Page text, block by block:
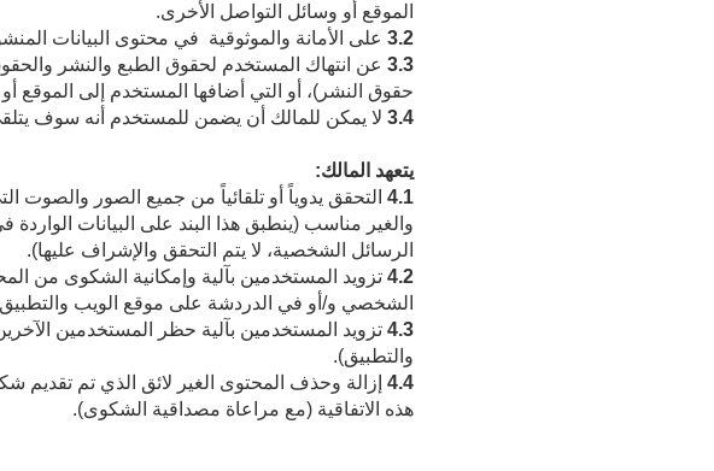
الموقع أو وسائل التواصل الأخرى.
3.2 على الأمانة والموثوقية في محتوى البيانات
3.3 عن انتهاك المستخدم لحقوق الطبع والنشر
حقوق النشر)، أو التي أضافها المستخدم إلى الموقع
3.4 لا يمكن للمالك أن يضمن للمستخدم أنه سوف
يتعهد المالك:
4.1 التحقق يدوياً أو تلقائياً من جميع الصور والصوت
والغير مناسب (ينطبق هذا البند على البيانات
الرسائل الشخصية، لا يتم التحقق والإشراف عليها).
4.2 تزويد المستخدمين بآلية وإمكانية الشكوى من
الشخصي و/أو في الدردشة على موقع الويب
4.3 تزويد المستخدمين بآلية حظر المستخدمين
والتطبيق).
4.4 إزالة وحذف المحتوى الغير لائق الذي تم تقديم
هذه الاتفاقية (مع مراعاة مصداقية الشكوى).